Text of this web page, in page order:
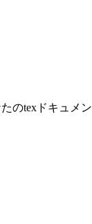
のtexドキュメ